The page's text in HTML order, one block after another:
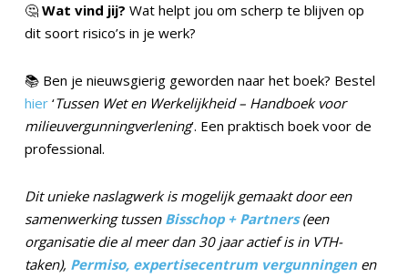
🤔 Wat vind jij? Wat helpt jou om scherp te blijven op
dit soort risico’s in je werk?
📚 Ben je nieuwsgierig geworden naar het boek? Bestel
hier‘Tussen Wet en Werkelijkheid – Handboek voor
milieuvergunningverlening’. Een praktisch boek voor de
professional.
Dit unieke naslagwerk is mogelijk gemaakt door een
samenwerking tussen Bisschop + Partners(een
organisatie die al meer dan 30 jaar actief is in VTH-
taken), Permiso, expertisecentrum vergunningenen